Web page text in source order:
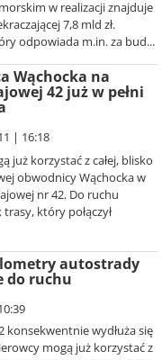
w realizacji znajduje
7,8 mld zł.
odpowiada m.in. za bud...
Wąchocka na
42 już w pełni
| 16:18
już korzystać z całej, blisko
obwodnicy Wąchocka w
nr 42. Do ruchu
który połączył
autostrady
do ruchu
konsekwentnie wydłuża się
mogą już korzystać z